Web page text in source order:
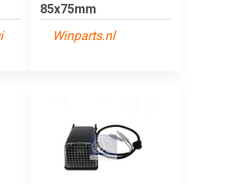
85x75mm
Winparts.nl